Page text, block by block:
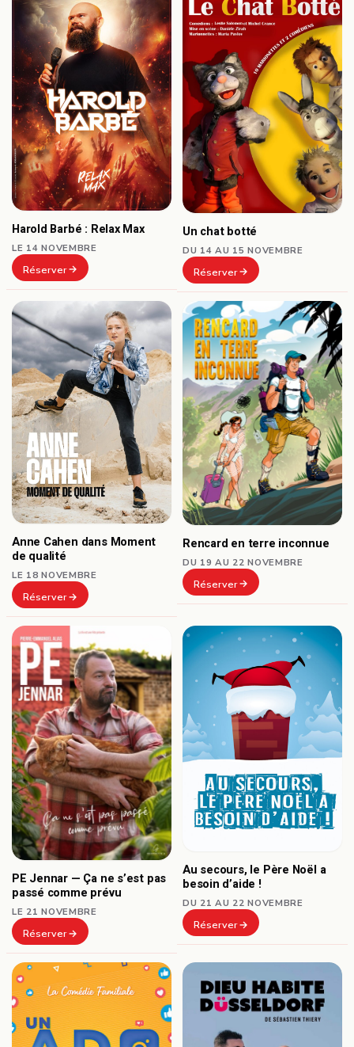
Harold Barbé : Relax Max
LE 14 NOVEMBRE
Réserver
Un chat botté
DU 14 AU 15 NOVEMBRE
Réserver
Anne Cahen dans Moment
de qualité
LE 18 NOVEMBRE
Réserver
Rencard en terre inconnue
DU 19 AU 22 NOVEMBRE
Réserver
PE Jennar — Ça ne s’est pas
passé comme prévu
LE 21 NOVEMBRE
Réserver
Au secours, le Père Noël a
besoin d’aide !
DU 21 AU 22 NOVEMBRE
Réserver